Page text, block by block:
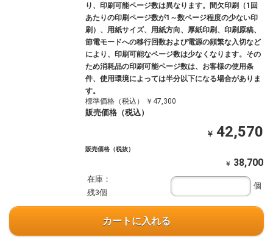
り、印刷可能ページ数は異なります。間欠印刷（1回
あたりの印刷ページ数が1～数ページ程度の少ない印
刷）、用紙サイズ、用紙方向、厚紙印刷、印刷原稿、
節電モードへの移行回数および電源の頻繁な入切など
により、印刷可能なページ数は少なくなります。その
ため消耗品の印刷可能ページ数は、お客様の使用条
件、使用環境によっては半分以下になる場合がありま
す。
標準価格（税込） ￥47,300
販売価格（税込）
￥ 42,570
販売価格（税抜）
￥ 38,700
在庫：
残3個
個
カートに入れる